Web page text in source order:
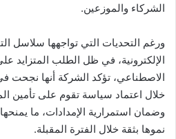
الشركاء والموزعين.
ورغم التحديات التي تواجهها سلاسل
الإلكترونية، في ظل الطلب المتزايد
الاصطناعي، تؤكد الشركة أنها نجحت
خلال اعتماد سياسة تقوم على تأمين
وضمان استمرارية الإمدادات، ما
نموها بثقة خلال الفترة المقبلة.